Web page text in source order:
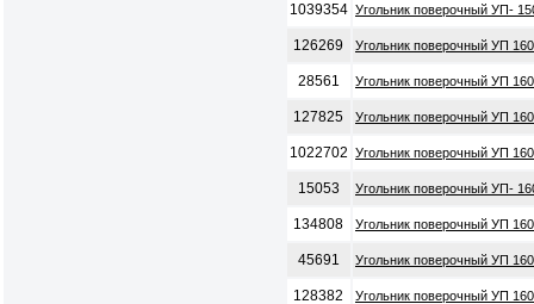
1039354 Угольник поверочный УП-
126269 Угольник поверочный УП
28561 Угольник поверочный УП
127825 Угольник поверочный УП
1022702 Угольник поверочный УП
15053 Угольник поверочный УП-
134808 Угольник поверочный УП
45691 Угольник поверочный УП
128382 Угольник поверочный УП